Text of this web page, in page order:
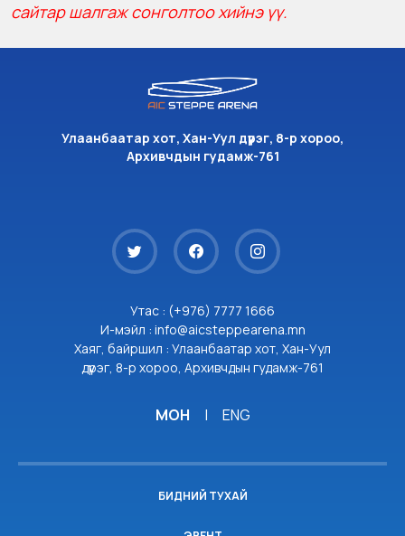
сайтар шалгаж сонголтоо хийнэ үү.
Улаанбаатар хот, Хан-Уул дүүрэг, 8-р хороо,
Архивчдын гудамж-761
Утас : (+976) 7777 1666
И-мэйл : info@aicsteppearena.mn
Хаяг, байршил : Улаанбаатар хот, Хан-Уул
дүүрэг, 8-р хороо, Архивчдын гудамж-761
МОН | ENG
БИДНИЙ ТУХАЙ